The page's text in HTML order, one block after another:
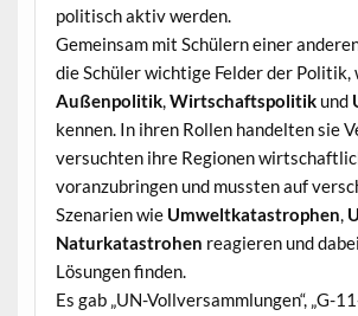
politisch aktiv werden.
Gemeinsam mit Schülern einer
die Schüler wichtige Felder der Politik,
Außenpolitik,Wirtschaftspolitik und
kennen. In ihren Rollen handelten sie
versuchten ihre Regionen
voranzubringen und mussten auf
Szenarien wie Umweltkatastrophen,
Naturkatastrohen reagieren und
Lösungen finden.
Es gab „UN-Vollversammlungen“, „G-